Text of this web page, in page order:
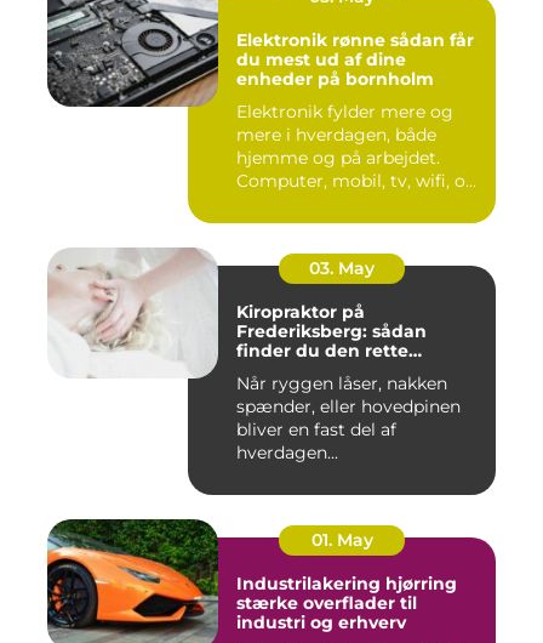
Elektronik rønne sådan får
du mest ud af dine
enheder på bornholm
Elektronik fylder mere og
mere i hverdagen, både
hjemme og på arbejdet.
Computer, mobil, tv, wifi, o...
03. May
Kiropraktor på
Frederiksberg: sådan
finder du den rette
Når ryggen låser, nakken
spænder, eller hovedpinen
bliver en fast del af
hverdagen...
01. May
Industrilakering hjørring
stærke overflader til
industri og erhverv